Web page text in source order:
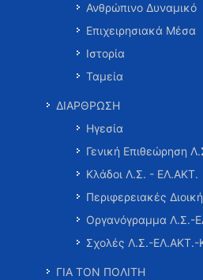
Ανθρώπινο Δυναμικό
Επιχειρησιακά Μέσα
Ιστορία
Ταμεία
ΔΙΑΡΘΡΩΣΗ
Ηγεσία
Γενική Επιθεώρηση
Κλάδοι Λ.Σ. - ΕΛ.ΑΚΤ.
Περιφερειακές
Οργανόγραμμα Λ.Σ.-
Σχολές Λ.Σ.-ΕΛ.ΑΚΤ.-
ΓΙΑ ΤΟΝ ΠΟΛΙΤΗ